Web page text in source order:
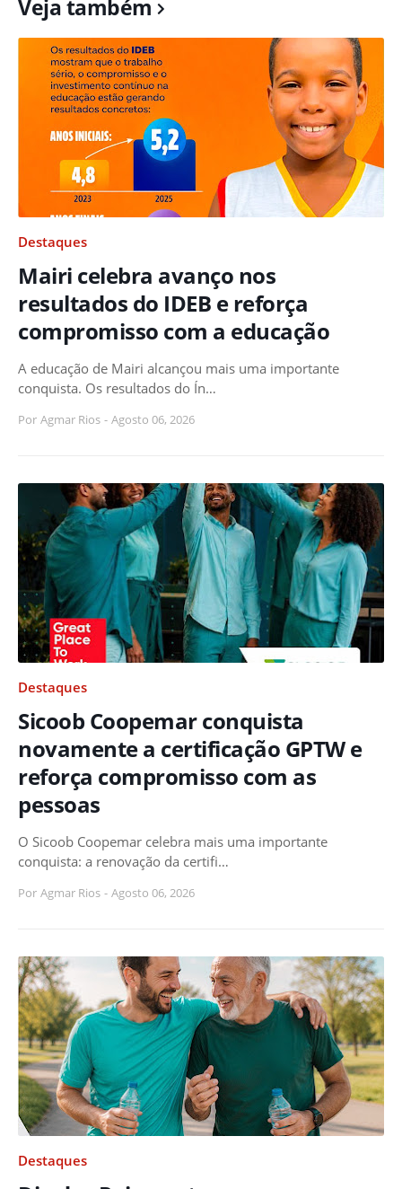
Veja também
Destaques
Mairi celebra avanço nos
resultados do IDEB e reforça
compromisso com a educação
A educação de Mairi alcançou mais uma importante
conquista. Os resultados do Ín…
Por Agmar Rios - Agosto 06, 2026
Destaques
Sicoob Coopemar conquista
novamente a certificação GPTW e
reforça compromisso com as
pessoas
O Sicoob Coopemar celebra mais uma importante
conquista: a renovação da certifi…
Por Agmar Rios - Agosto 06, 2026
Destaques